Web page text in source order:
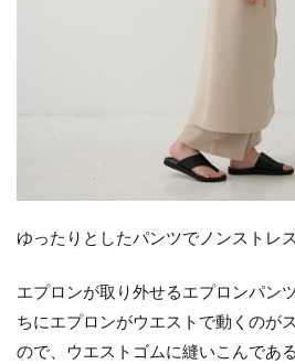
ゆったりとしたパンツでノンストレス
エプロンが取り外せるエプロンパン
ちにエプロンがウエストで動くのが
ので、ウエストゴムに縫いこんであ